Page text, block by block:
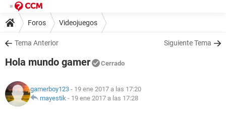
Foros Videojuegos
Tema Anterior Siguiente Tema
Hola mundo gamer Cerrado
gamerboy123 - 19 ene 2017 a las 17:20
mayestik - 19 ene 2017 a las 17:28